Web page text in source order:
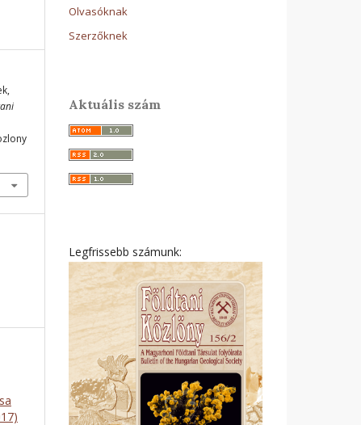
Olvasóknak
Szerzőknek
Aktuális szám
Legfrissebb számunk: